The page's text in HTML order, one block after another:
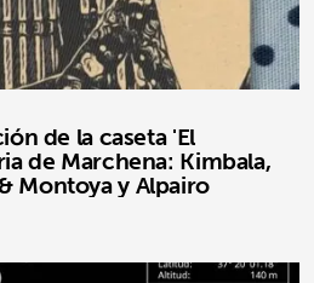
de la caseta 'El
de Marchena: Kimbala,
Montoya y Alpairo